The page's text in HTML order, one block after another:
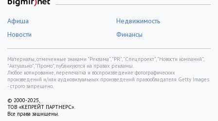
Афиша
Недвижимость
Новости
Финансы
Материалы, отмеченные знаками "Реклама", "PR", "Спецпроект", "Новости компаний",
"Актуально", "Промо", публикуются на правах рекламы.
Любое копирование, перепечатка и воспроизведение фотографических
произведений и/или аудиовизуальных произведений правообладателя Getty Images
- строго запрещено.
© 2000-2025,
ТОВ «КЕПРЕЙТ ПАРТНЕРС».
Все права защищены.